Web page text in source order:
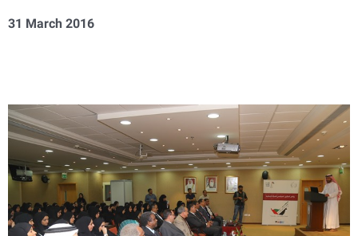
31 March 2016